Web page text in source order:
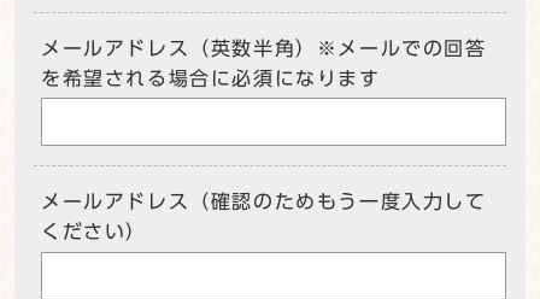
メールアドレス（英数半角）※メールでの回答
を希望される場合に必須になります
メールアドレス（確認のためもう一度入力して
ください）